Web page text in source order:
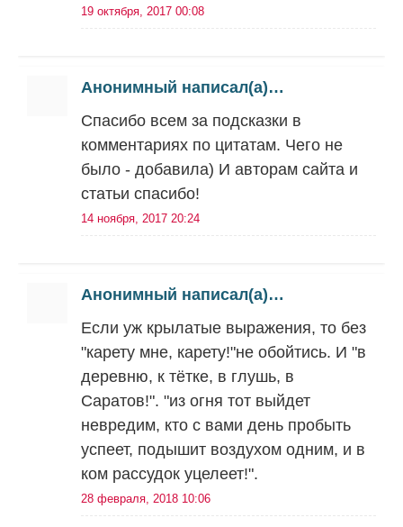
19 октября, 2017 00:08
Анонимный написал(а)…
Спасибо всем за подсказки в
комментариях по цитатам. Чего не
было - добавила) И авторам сайта и
статьи спасибо!
14 ноября, 2017 20:24
Анонимный написал(а)…
Если уж крылатые выражения, то без
"карету мне, карету!"не обойтись. И "в
деревню, к тётке, в глушь, в
Саратов!". "из огня тот выйдет
невредим, кто с вами день пробыть
успеет, подышит воздухом одним, и в
ком рассудок уцелеет!".
28 февраля, 2018 10:06